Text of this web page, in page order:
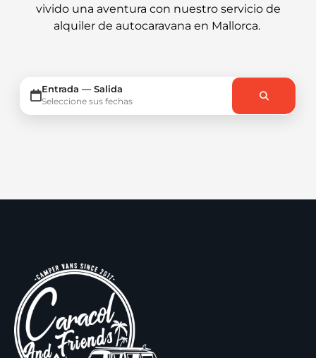
vivido una aventura con nuestro servicio de
alquiler de autocaravana en Mallorca.
Entrada — Salida